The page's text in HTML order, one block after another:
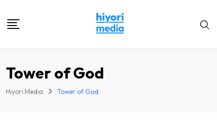
Tower of God
Hiyori Media Tower of God